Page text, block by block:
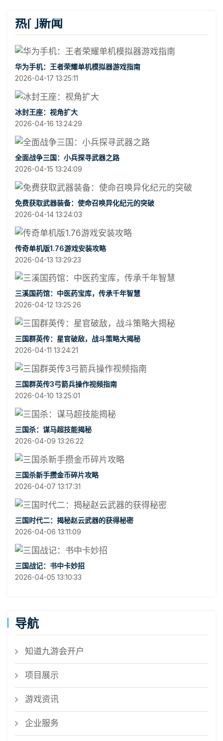
热门新闻
华为手机：王者荣耀单机模拟器游戏指南
2026-04-17 13:25:11
冰封王座：视角扩大
2026-04-16 13:24:29
全面战争三国：小兵探寻武器之路
2026-04-15 13:24:09
免费获取武器装备：使命召唤异化纪元的突破
2026-04-14 13:24:03
传奇单机版1.76游戏安装攻略
2026-04-13 13:29:23
三溪国药馆：中医药宝库，传承千年智慧
2026-04-12 13:25:26
三国群英传：星官破敌，战斗策略大揭秘
2026-04-11 13:24:21
三国群英传3弓箭兵操作视频指南
2026-04-10 13:25:01
三国杀：谋马超技能揭秘
2026-04-09 13:26:22
三国杀新手攒金币碎片攻略
2026-04-07 13:17:31
三国时代二：揭秘赵云武器的获得秘密
2026-04-06 13:11:09
三国战记：书中卡妙招
2026-04-05 13:10:33
导航
知道九游会开户
项目展示
游戏资讯
企业服务